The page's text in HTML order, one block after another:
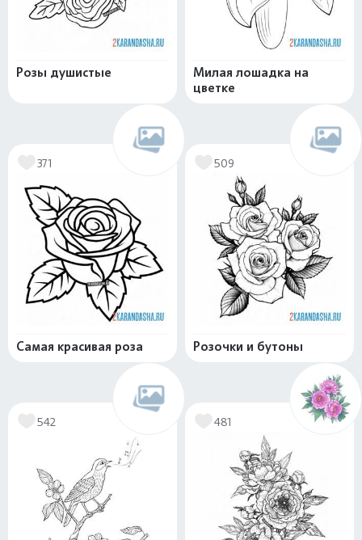
Розы душистые
Милая лошадка на
цветке
371
Самая красивая роза
509
Розочки и бутоны
542 481